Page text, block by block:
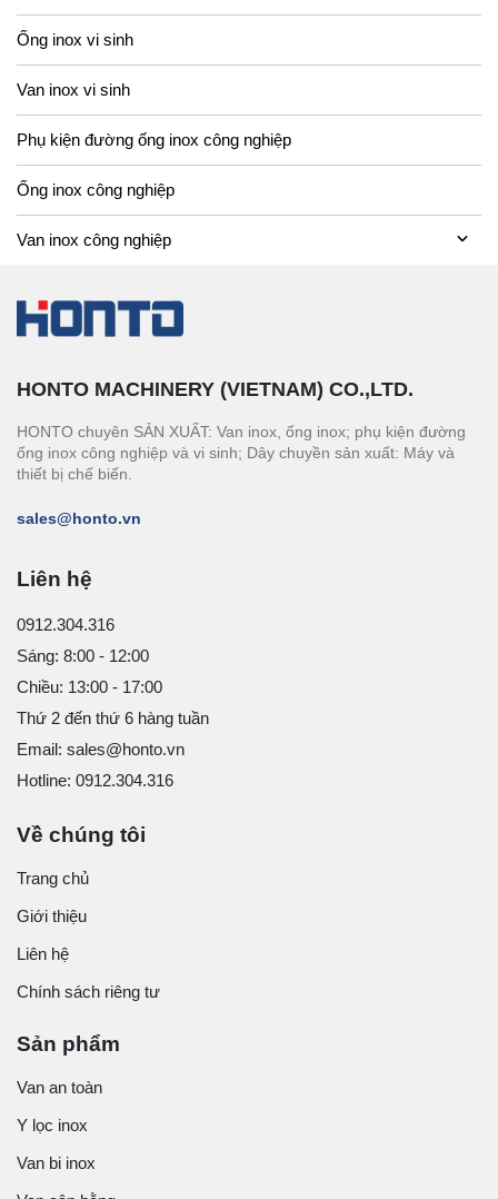
Ống inox vi sinh
Van inox vi sinh
Phụ kiện đường ống inox công nghiệp
Ống inox công nghiệp
Van inox công nghiệp
HONTO MACHINERY (VIETNAM) CO.,LTD.
HONTO chuyên SẢN XUẤT: Van inox, ống inox; phụ kiện đường
ống inox công nghiệp và vi sinh; Dây chuyền sản xuất: Máy và
thiết bị chế biến.
sales@honto.vn
Liên hệ
0912.304.316
Sáng: 8:00 - 12:00
Chiều: 13:00 - 17:00
Thứ 2 đến thứ 6 hàng tuần
Email: sales@honto.vn
Hotline: 0912.304.316
Về chúng tôi
Trang chủ
Giới thiệu
Liên hệ
Chính sách riêng tư
Sản phẩm
Van an toàn
Y lọc inox
Van bi inox